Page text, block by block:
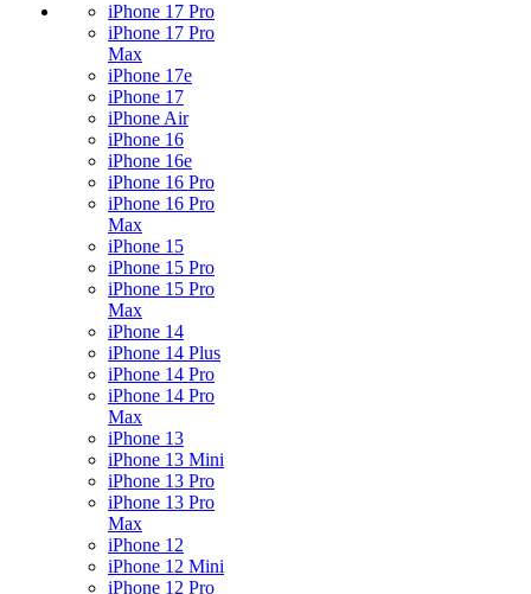
iPhone 17 Pro
iPhone 17 Pro
Max
iPhone 17e
iPhone 17
iPhone Air
iPhone 16
iPhone 16e
iPhone 16 Pro
iPhone 16 Pro
Max
iPhone 15
iPhone 15 Pro
iPhone 15 Pro
Max
iPhone 14
iPhone 14 Plus
iPhone 14 Pro
iPhone 14 Pro
Max
iPhone 13
iPhone 13 Mini
iPhone 13 Pro
iPhone 13 Pro
Max
iPhone 12
iPhone 12 Mini
iPhone 12 Pro